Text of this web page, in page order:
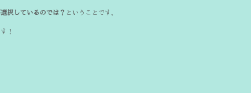
択しているのでは？ ということです。
！